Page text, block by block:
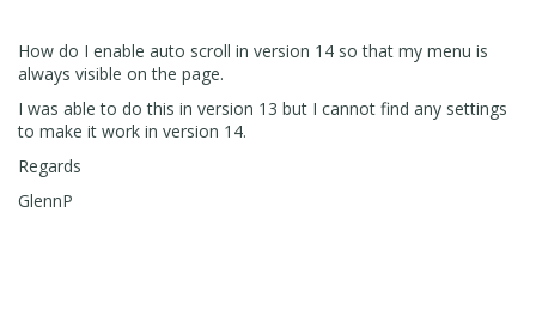
How do I enable auto scroll in version 14 so that my menu is
always visible on the page.
I was able to do this in version 13 but I cannot find any settings
to make it work in version 14.
Regards
GlennP